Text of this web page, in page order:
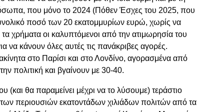
που μόνο το 2024 (Πόθεν Έσχες του 2025, που
ποσό των 20 εκατομμυρίων ευρώ, χωρίς να
χρήματα οι καλυπτόμενοι από την ατιμωρησία του
να κάνουν όλες αυτές τις πανάκριβες αγορές.
ακίνητα στο Παρίσι και στο Λονδίνο, αγορασμένα από
πολιτική και βγαίνουν με 30-40.
(και θα παραμείνει μέχρι να το λύσουμε) τεράστιο
περιουσιών εκατοντάδων χιλιάδων πολιτών από τα